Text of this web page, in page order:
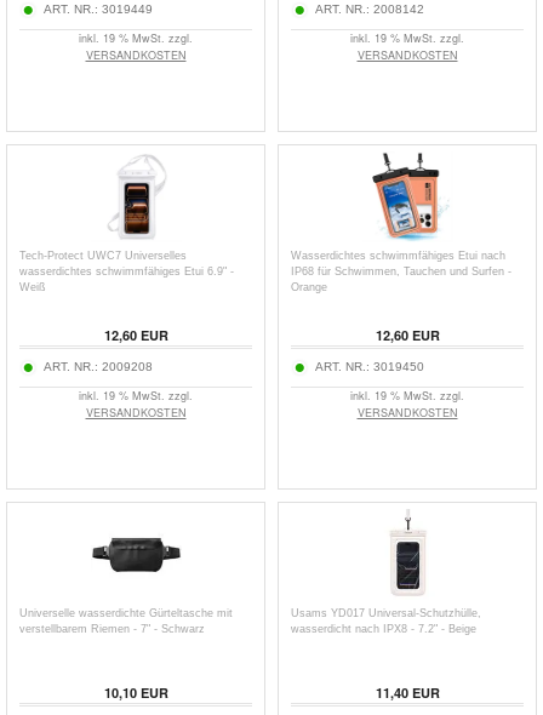
ART. NR.: 3019449
inkl. 19 % MwSt. zzgl.
VERSANDKOSTEN
ART. NR.: 2008142
inkl. 19 % MwSt. zzgl.
VERSANDKOSTEN
Tech-Protect UWC7 Universelles
wasserdichtes schwimmfähiges Etui 6.9" -
Weiß
12,60EUR
ART. NR.: 2009208
inkl. 19 % MwSt. zzgl.
VERSANDKOSTEN
Wasserdichtes schwimmfähiges Etui nach
IP68 für Schwimmen, Tauchen und Surfen -
Orange
12,60EUR
ART. NR.: 3019450
inkl. 19 % MwSt. zzgl.
VERSANDKOSTEN
Universelle wasserdichte Gürteltasche mit
verstellbarem Riemen - 7" - Schwarz
10,10EUR
Usams YD017 Universal-Schutzhülle,
wasserdicht nach IPX8 - 7.2" - Beige
11,40EUR